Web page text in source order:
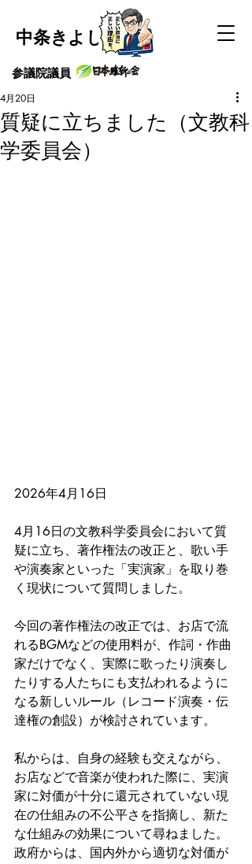
中条きよし
​参議院議員
質疑に立ちました（文教科
学委員会）
4月20日
2026年4月16日
4月16日の文教科学委員会において質
疑に立ち、著作権法の改正と、歌い手
や演奏家といった「実演家」を取り巻
く現状について質問しました。
今回の著作権法の改正では、お店で流
れるBGMなどの使用料が、作詞・作曲
家だけでなく、実際に歌ったり演奏し
たりする人たちにも支払われるように
なる新しいルール（レコード演奏・伝
達権の創設）が検討されています。
私からは、自身の経験も交えながら、
お店などで音楽が使われた際に、実演
家に対価が十分に還元されていない現
在の仕組みの不公平さを指摘し、新た
な仕組みの効果について尋ねました。
政府からは、国内外から適切な対価が